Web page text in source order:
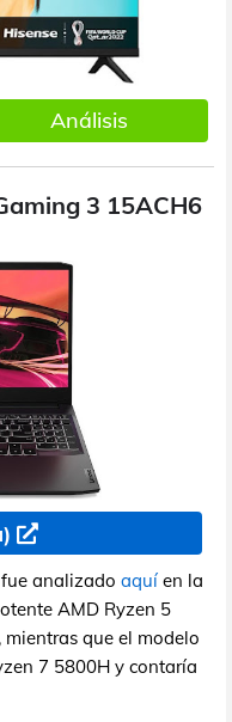
Análisis
3 15ACH6
analizado aquí en la
AMD Ryzen 5
mientras que el modelo
7 5800H y contaría